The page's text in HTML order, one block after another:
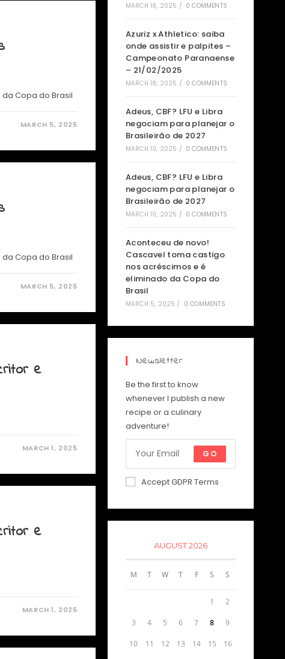
Copa do Brasil
MARCH 5, 2025
Copa do Brasil
MARCH 5, 2025
e
MARCH 1, 2025
e
MARCH 1, 2025
MARCH 18, 2025 / 0 COMMENTS
Azuriz x Athletico: saiba
onde assistir e palpites –
Campeonato Paranaense
– 21/02/2025
MARCH 18, 2025 / 0 COMMENTS
Adeus, CBF? LFU e Libra
negociam para planejar o
Brasileirão de 2027
MARCH 10, 2025 / 0 COMMENTS
Adeus, CBF? LFU e Libra
negociam para planejar o
Brasileirão de 2027
MARCH 10, 2025 / 0 COMMENTS
Aconteceu de novo!
Cascavel toma castigo
nos acréscimos e é
eliminado da Copa do
Brasil
MARCH 5, 2025 / 0 COMMENTS
Newsletter
Be the first to know
whenever I publish a new
recipe or a culinary
adventure!
GO
Accept GDPR Terms
AUGUST 2026
M T W T F S S
1 2
3 4 5 6 7 8 9
10 11 12 13 14 15 16